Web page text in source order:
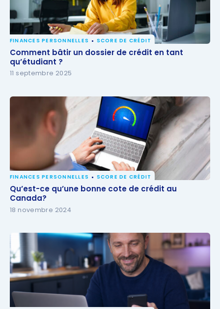
Comment bâtir un dossier de crédit en tant
qu’étudiant ?
FINANCES PERSONNELLES SCORE DE CRÉDIT
Comment bâtir un dossier de crédit en tant
qu’étudiant ?
11 septembre 2025
Qu’est-ce qu’une bonne cote de crédit au Canada?
FINANCES PERSONNELLES SCORE DE CRÉDIT
Qu’est-ce qu’une bonne cote de crédit au
Canada?
18 novembre 2024